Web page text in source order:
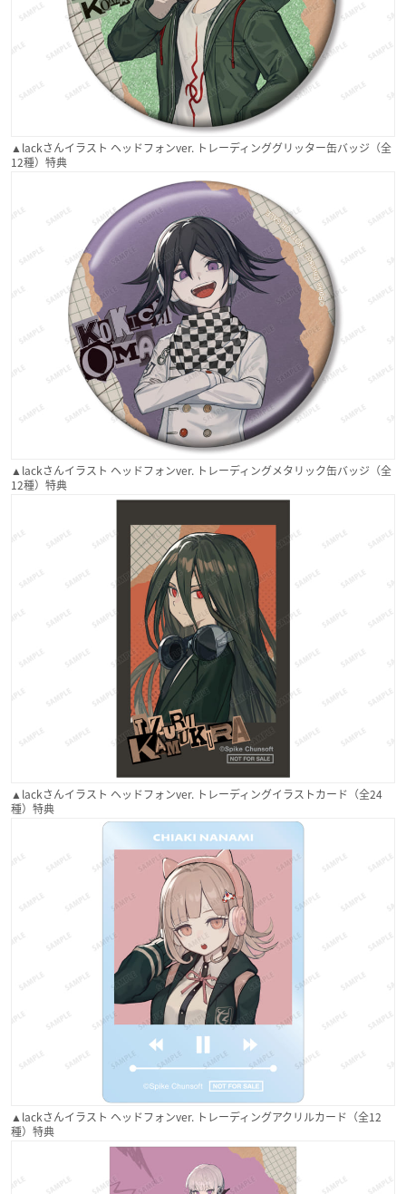
▲lackさんイラスト ヘッドフォンver. トレーディンググリッター缶バッジ（全
12種）特典
▲lackさんイラスト ヘッドフォンver. トレーディングメタリック缶バッジ（全
12種）特典
▲lackさんイラスト ヘッドフォンver. トレーディングイラストカード（全24
種）特典
▲lackさんイラスト ヘッドフォンver. トレーディングアクリルカード（全12
種）特典